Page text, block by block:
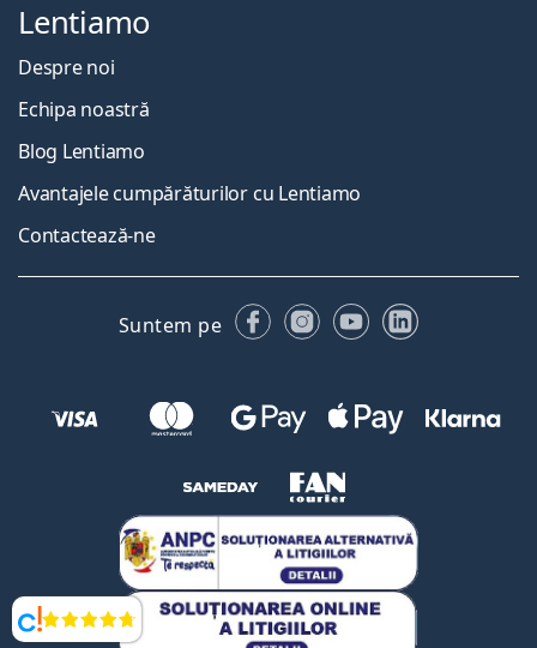
Opinii
Lentiamo
Despre noi
Echipa noastră
Blog Lentiamo
Avantajele cumpărăturilor cu Lentiamo
Contactează-ne
Suntem pe FacebookInstagram
YouTubeLinkedIn